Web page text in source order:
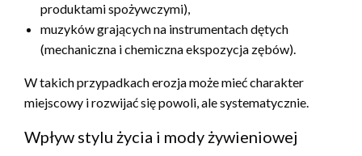
produktami spożywczymi),
muzyków grających na instrumentach dętych
(mechaniczna i chemiczna ekspozycja zębów).
W takich przypadkach erozja może mieć charakter
miejscowy i rozwijać się powoli, ale systematycznie.
Wpływ stylu życia i mody żywieniowej